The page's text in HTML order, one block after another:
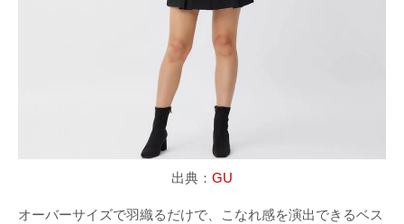
出典： GU
オーバーサイズで羽織るだけで、こなれ感を演出できるベス